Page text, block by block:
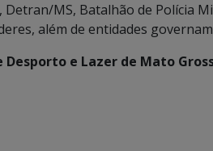
Detran/MS, Batalhão de Polícia
além de entidades
Desporto e Lazer de Mato